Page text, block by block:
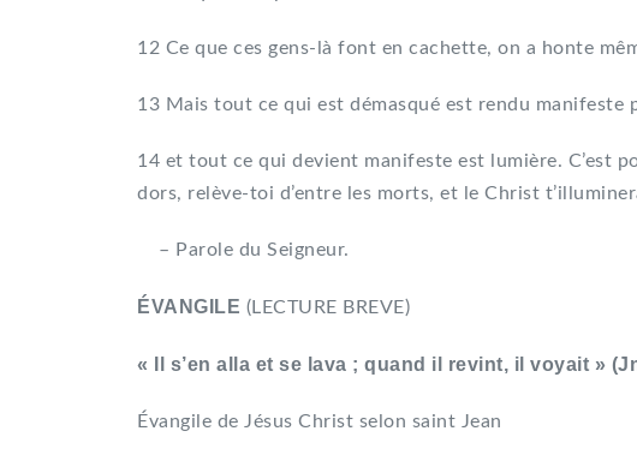
12 Ce que ces gens-là font en cachette, on a honte
13 Mais tout ce qui est démasqué est rendu manifeste
14 et tout ce qui devient manifeste est lumière. C’est
dors, relève-toi d’entre les morts, et le Christ
– Parole du Seigneur.
ÉVANGILE (LECTURE BREVE)
« Il s’en alla et se lava ; quand il revint, il voyait »
Évangile de Jésus Christ selon saint Jean